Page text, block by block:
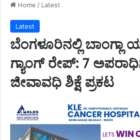
Home / Latest
Latest
ಬೆಂಗಳೂರಿನಲ್ಲಿ
ಗ್ಯಾಂಗ್ ರೇಪ್: 7
ಜೀವಾವಧಿ ಶಿಕ್ಷೆ ಪ್ರಕಟ